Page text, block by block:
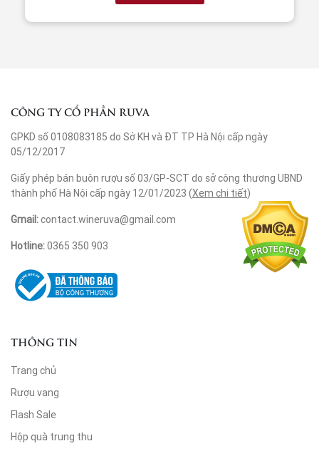
CÔNG TY CỔ PHẦN RUVA
GPKD số 0108083185 do Sở KH và ĐT TP Hà Nội cấp ngày
05/12/2017
Giấy phép bán buôn rượu số 03/GP-SCT do sở công thương UBND
thành phố Hà Nội cấp ngày 12/01/2023 (Xem chi tiết)
Gmail:contact.wineruva@gmail.com
Hotline:0365 350 903
THÔNG TIN
Trang chủ
Rượu vang
Flash Sale
Hộp quà trung thu